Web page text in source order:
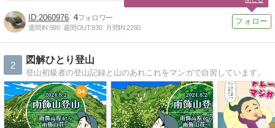
2060976 4
週間IN:590 週間OUT:930 月間IN:2260
2
図解ひとり登山
登山初級者の登山記録と山のあれこれをマンガで自習しています。